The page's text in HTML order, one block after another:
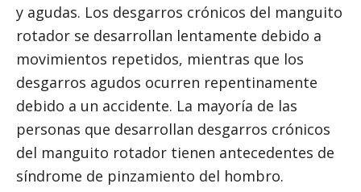
y agudas. Los desgarros crónicos del manguito
rotador se desarrollan lentamente debido a
movimientos repetidos, mientras que los
desgarros agudos ocurren repentinamente
debido a un accidente. La mayoría de las
personas que desarrollan desgarros crónicos
del manguito rotador tienen antecedentes de
síndrome de pinzamiento del hombro.